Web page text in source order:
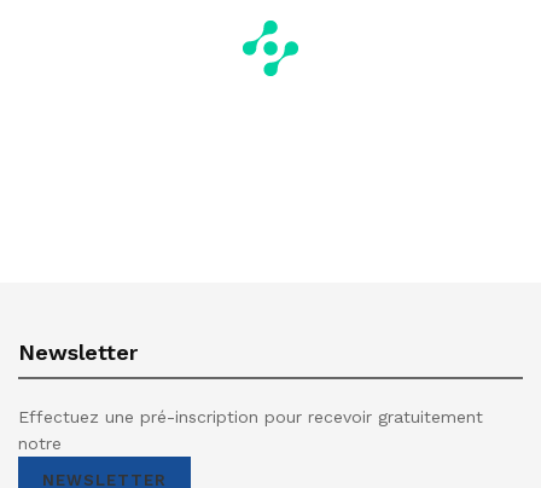
Newsletter
Effectuez une pré-inscription pour recevoir gratuitement
notre
NEWSLETTER